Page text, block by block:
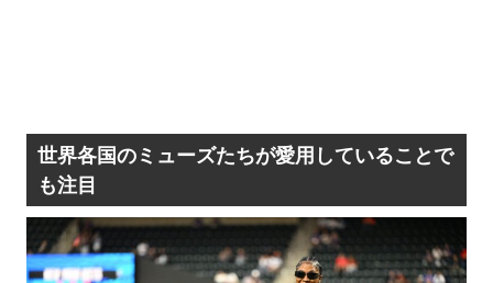
世界各国のミューズたちが愛用していることで
も注目